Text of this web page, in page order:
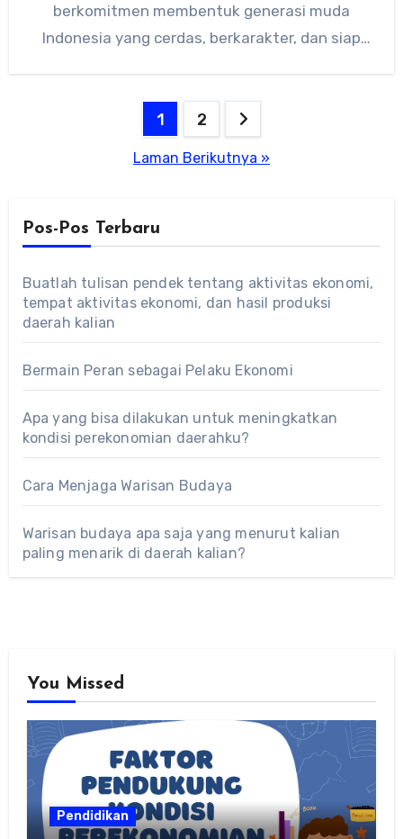
berkomitmen membentuk generasi muda
Indonesia yang cerdas, berkarakter, dan siap
1 2
Laman Berikutnya »
Pos-Pos Terbaru
Buatlah tulisan pendek tentang aktivitas ekonomi,
tempat aktivitas ekonomi, dan hasil produksi
daerah kalian
Bermain Peran sebagai Pelaku Ekonomi
Apa yang bisa dilakukan untuk meningkatkan
kondisi perekonomian daerahku?
Cara Menjaga Warisan Budaya
Warisan budaya apa saja yang menurut kalian
paling menarik di daerah kalian?
You Missed
Pendidikan